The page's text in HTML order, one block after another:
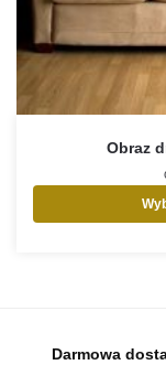
Obraz
Darmowa